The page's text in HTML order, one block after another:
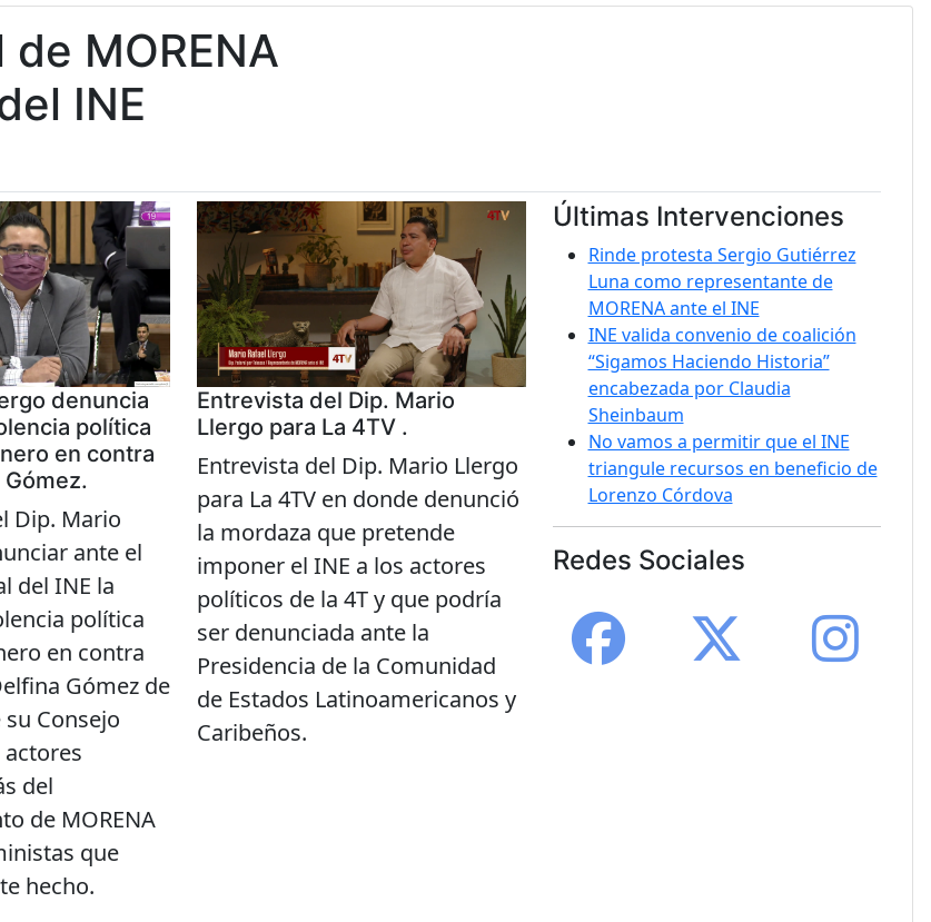
MORENA
INE
denuncia
política
en contra
Dip. Mario
ante el
del INE la
política
en contra
Gómez de
Consejo
del
de MORENA
que
hecho.
Entrevista del Dip. Mario
Llergo para La 4TV .
Entrevista del Dip. Mario Llergo
para La 4TV en donde denunció
la mordaza que pretende
imponer el INE a los actores
políticos de la 4T y que podría
ser denunciada ante la
Presidencia de la Comunidad
de Estados Latinoamericanos y
Caribeños.
Últimas Intervenciones
Rinde protesta Sergio Gutiérrez
Luna como representante de
MORENA ante el INE
INE valida convenio de coalición
“Sigamos Haciendo Historia”
encabezada por Claudia
Sheinbaum
No vamos a permitir que el INE
triangule recursos en beneficio de
Lorenzo Córdova
Redes Sociales